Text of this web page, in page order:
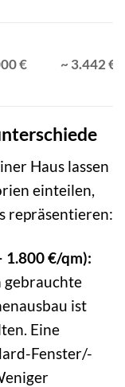
€ ~ 3.442 €
Haus lassen
einteilen,
repräsentieren:
1.800 €/qm):
gebrauchte
ist
Eine
Fenster/-